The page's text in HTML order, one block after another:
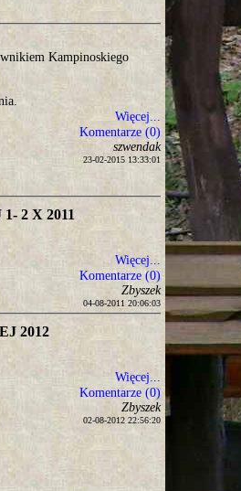
Kampinoskiego
Więcej...
Komentarze (0)
szwendak
23-02-2015 13:33:01
2 X 2011
Więcej...
Komentarze (0)
Zbyszek
04-08-2011 20:06:03
2012
Więcej...
Komentarze (0)
Zbyszek
02-08-2012 22:56:20